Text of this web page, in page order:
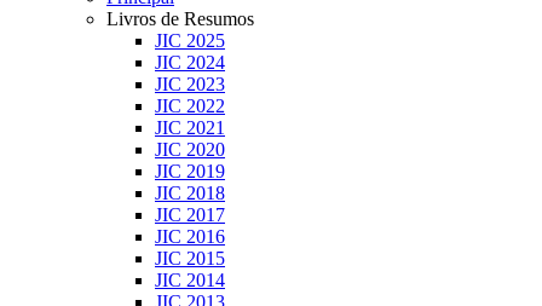
Livros de Resumos
JIC 2025
JIC 2024
JIC 2023
JIC 2022
JIC 2021
JIC 2020
JIC 2019
JIC 2018
JIC 2017
JIC 2016
JIC 2015
JIC 2014
JIC 2013